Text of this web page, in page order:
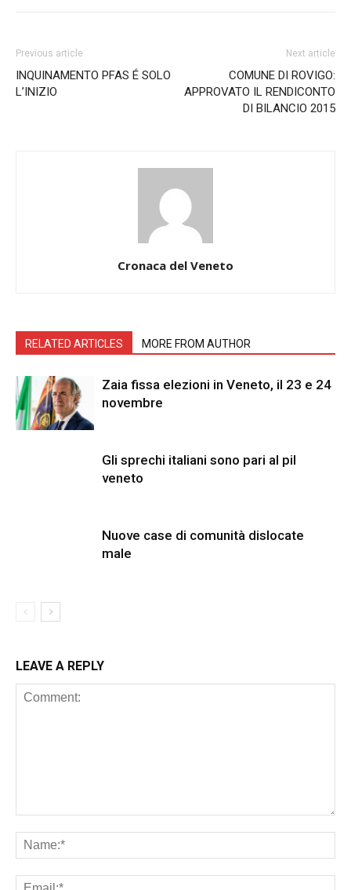
Previous article
INQUINAMENTO PFAS É SOLO
L’INIZIO
Next article
COMUNE DI ROVIGO:
APPROVATO IL RENDICONTO
DI BILANCIO 2015
Cronaca del Veneto
RELATED ARTICLES MORE FROM AUTHOR
Zaia fissa elezioni in Veneto, il 23 e 24
novembre
Gli sprechi italiani sono pari al pil
veneto
Nuove case di comunità dislocate
male
LEAVE A REPLY